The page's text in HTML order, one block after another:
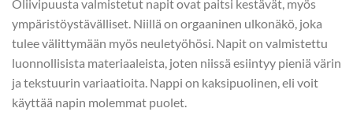
Oliivipuusta valmistetut napit ovat paitsi kestävät, myös
ympäristöystävälliset. Niillä on orgaaninen ulkonäkö, joka
tulee välittymään myös neuletyöhösi. Napit on valmistettu
luonnollisista materiaaleista, joten niissä esiintyy pieniä värin
ja tekstuurin variaatioita. Nappi on kaksipuolinen, eli voit
käyttää napin molemmat puolet.